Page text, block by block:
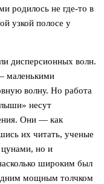
родилось не где-то в
узкой полосе у
дисперсионных волн.
маленькими
волну. Но работа
несут
Они — как
их читать, ученые
цунами, но и
широким был
мощным толчком